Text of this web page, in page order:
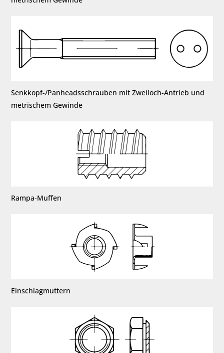
Senkkopf-/Panheadsschrauben mit Zweiloch-Antrieb und
metrischem Gewinde
Rampa-Muffen
Einschlagmuttern